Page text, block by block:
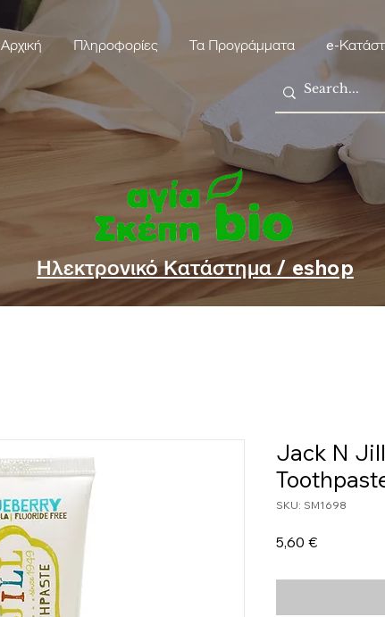
Αρχική Πληροφορίες Τα Προγράμματα e-
Ηλεκτρονικό Κατάστημα / eshop
Jack N
SKU: SM1698
5,60 €Τιμή